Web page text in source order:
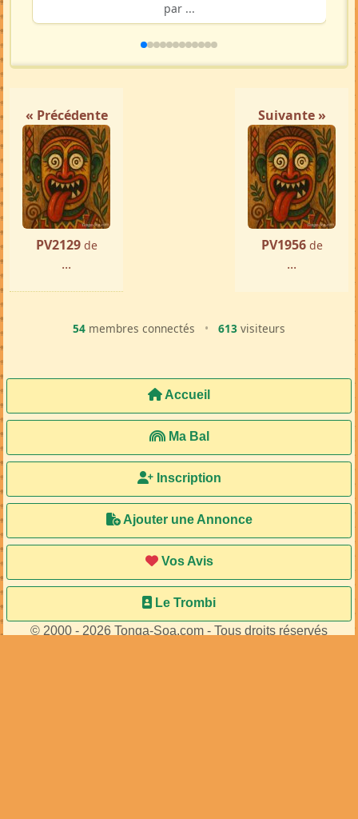
par ...
« Précédente
PV2129 de
...
Suivante »
PV1956 de
...
54 membres connectés • 613 visiteurs
Accueil
Ma Bal
Inscription
Ajouter une Annonce
Vos Avis
Le Trombi
© 2000 - 2026 Tonga-Soa.com - Tous droits réservés